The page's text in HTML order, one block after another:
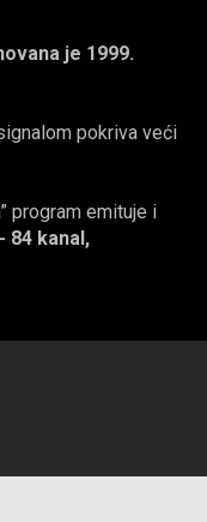
je 1999.
pokriva veći
program emituje i
84 kanal,